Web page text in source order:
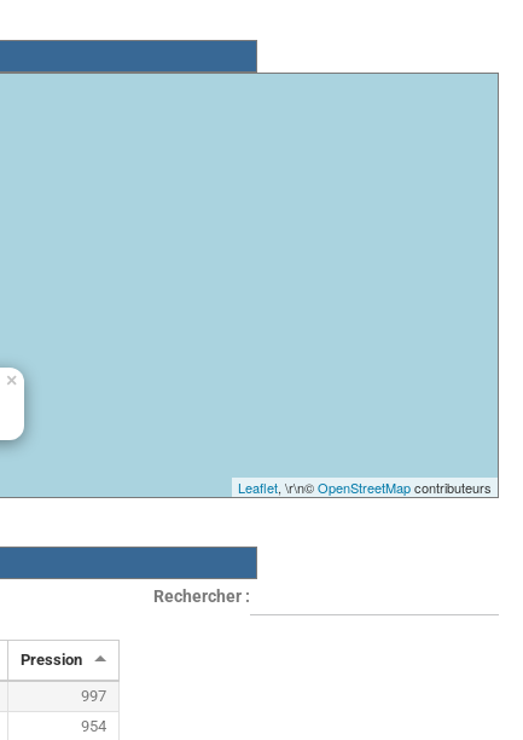
×
Leaflet, \r\n©OpenStreetMapcontributeurs
Rechercher :
Pression
997
954